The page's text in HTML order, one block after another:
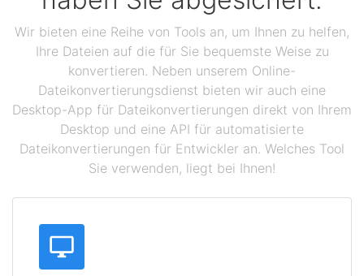
Wir bieten eine Reihe von Tools an, um Ihnen zu helfen,
Ihre Dateien auf die für Sie bequemste Weise zu
konvertieren. Neben unserem Online-
Dateikonvertierungsdienst bieten wir auch eine
Desktop-App für Dateikonvertierungen direkt von Ihrem
Desktop und eine API für automatisierte
Dateikonvertierungen für Entwickler an. Welches Tool
Sie verwenden, liegt bei Ihnen!